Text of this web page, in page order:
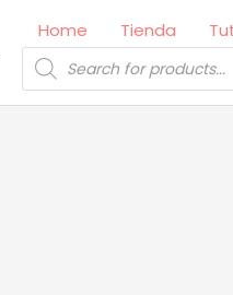
Home Tienda
Búsqueda
de
productos